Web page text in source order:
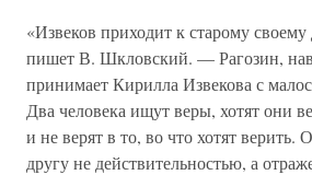
«Извеков приходит к старому
пишет В. Шкловский. — Рагозин,
принимает Кирилла Извекова с
Два человека ищут веры, хотят они
и не верят в то, во что хотят верить.
другу не действительностью, а